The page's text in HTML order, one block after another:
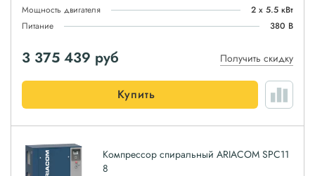
Мощность двигателя
2 х 5.5 кВт
Питание
380 В
3 375 439 руб Получить скидку
Купить
Компрессор спиральный ARIACOM SPC11
8